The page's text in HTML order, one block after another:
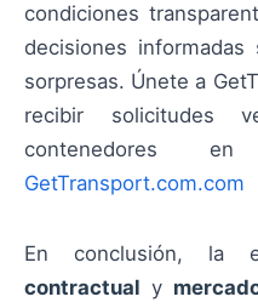
condiciones
decisiones
sorpresas. Únete a
recibir solicitudes
contenedores
GetTransport.com.com
En conclusión, la
contractual y